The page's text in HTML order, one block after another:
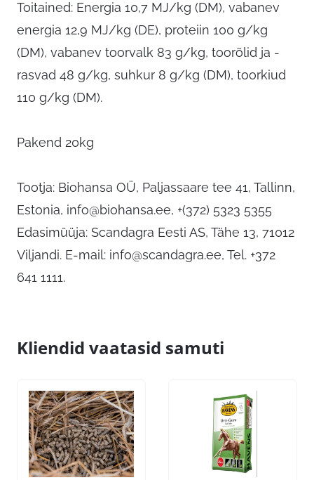
Toitained: Energia 10,7 MJ/kg (DM), vabanev
energia 12,9 MJ/kg (DE), proteiin 100 g/kg
(DM), vabanev toorvalk 83 g/kg, toorõlid ja -
rasvad 48 g/kg, suhkur 8 g/kg (DM), toorkiud
110 g/kg (DM).
Pakend 20kg
Tootja: Biohansa OÜ, Paljassaare tee 41, Tallinn,
Estonia, info@biohansa.ee, +(372) 5323 5355
Edasimüüja: Scandagra Eesti AS, Tähe 13, 71012
Viljandi. E-mail: info@scandagra.ee, Tel. +372
641 1111.
Kliendid vaatasid samuti